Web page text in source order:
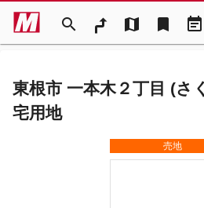
search map bookmark event_note
東根市 一本木２丁目 (さ
宅用地
売地